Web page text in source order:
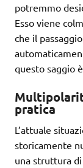
potremmo
Esso viene
che il
questo saggio
pratica
L’attuale
storicamente
una struttura